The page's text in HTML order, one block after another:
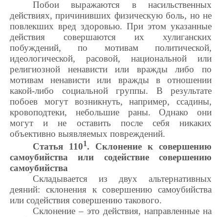
Побои выражаются в насильственных
действиях, причинивших физическую боль, но не
повлекших вред здоровью. При этом указанные
действия совершаются их хулиганских
побуждений, по мотивам политической,
идеологической, расовой, национальной или
религиозной ненависти или вражды либо по
мотивам ненависти или вражды в отношении
какой-либо социальной группы. В результате
побоев могут возникнуть, например, ссадины,
кровоподтеки, небольшие раны. Однако они
могут и не оставить после себя никаких
объективно выявляемых повреждений.
Статья 1101. Склонение к совершению
самоубийства или содействие совершению
самоубийства
Складывается из двух альтернативных
деяний: склонения к совершению самоубийства
или содействия совершению такового.
Склонение – это действия, направленные на